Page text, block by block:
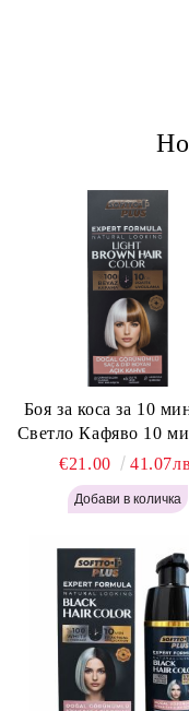
Боя за коса за 10
Светло Кафяво 10
Softtoplus Expert
Light Brown
€21.00